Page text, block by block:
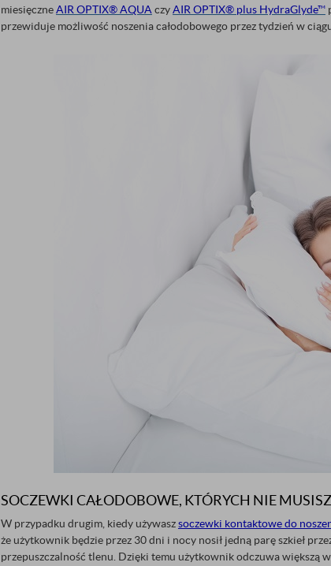
miesięczneAIR OPTIX® AQUA czyAIR OPTIX® plus HydraGlyde™
przewiduje możliwość noszenia całodobowego przez tydzień w
SOCZEWKI CAŁODOBOWE, KTÓRYCH NIE
W przypadku drugim, kiedy używaszsoczewki kontaktowe do
że użytkownik będzie przez 30 dni i nocy nosił jedną parę szkieł
przepuszczalność tlenu. Dzięki temu użytkownik odczuwa większą